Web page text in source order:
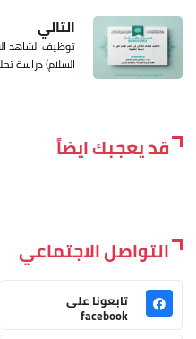
التالي
توظيف الشاهد
السلام) دراسة
قد يعجبك ايضاً
التواصل الاجتماعي
تابعونا على
facebook